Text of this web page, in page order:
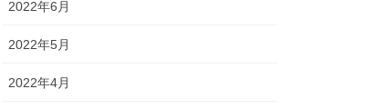
2022年6月
2022年5月
2022年4月